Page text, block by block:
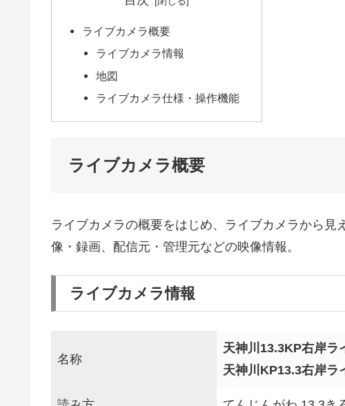
ライブカメラ概要
ライブカメラ情報
地図
ライブカメラ仕様・操作機能
ライブカメラ概要
ライブカメラの概要をはじめ、ライブカメラから
像・録画、配信元・管理元などの映像情報。
ライブカメラ情報
名称
天神川13.3KP右岸ラ
天神川KP13.3右岸ラ